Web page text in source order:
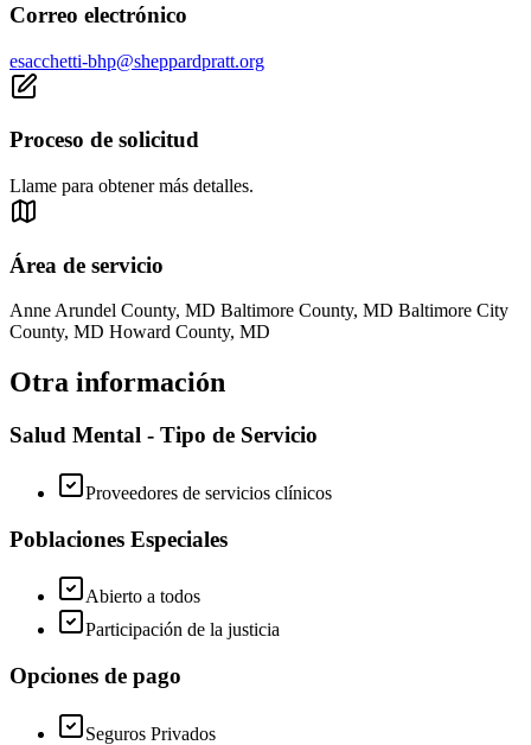
Correo electrónico
esacchetti-bhp@sheppardpratt.org
Proceso de solicitud
Llame para obtener más detalles.
Área de servicio
Anne Arundel County, MD Baltimore County, MD Baltimore City
County, MD Howard County, MD
Otra información
Salud Mental - Tipo de Servicio
Proveedores de servicios clínicos
Poblaciones Especiales
Abierto a todos
Participación de la justicia
Opciones de pago
Seguros Privados